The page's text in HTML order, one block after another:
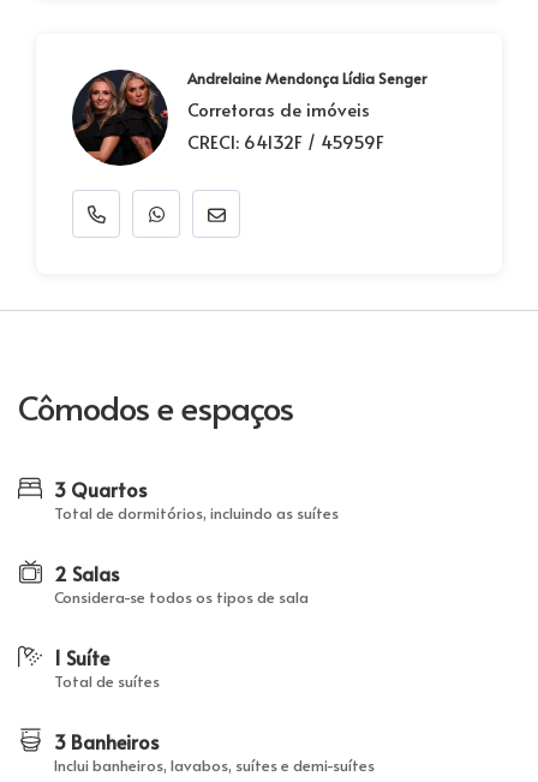
Andrelaine Mendonça Lídia Senger
Corretoras de imóveis
CRECI: 64132F / 45959F
Cômodos e espaços
3 Quartos
Total de dormitórios, incluindo as suítes
2 Salas
Considera-se todos os tipos de sala
1 Suíte
Total de suítes
3 Banheiros
Inclui banheiros, lavabos, suítes e demi-suítes